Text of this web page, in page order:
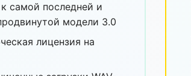
самой последней и
модели 3.0
лицензия на